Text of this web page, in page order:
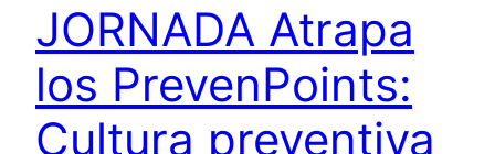
JORNADA Atrapa
los PrevenPoints:
Cultura preventiva